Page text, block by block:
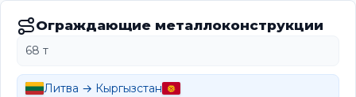
Ограждающие металлоконструкции
68 т
Литва → Кыргызстан